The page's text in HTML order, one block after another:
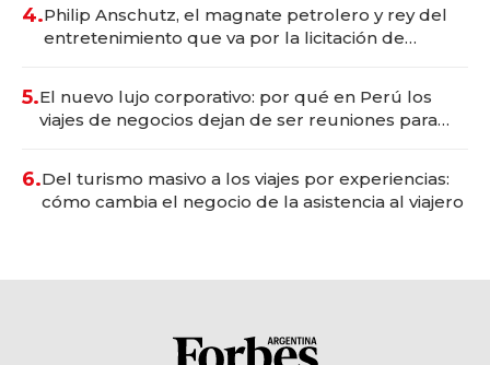
4.Philip Anschutz, el magnate petrolero y rey del
entretenimiento que va por la licitación de
5.El nuevo lujo corporativo: por qué en Perú los
viajes de negocios dejan de ser reuniones para
6.Del turismo masivo a los viajes por experiencias:
cómo cambia el negocio de la asistencia al viajero